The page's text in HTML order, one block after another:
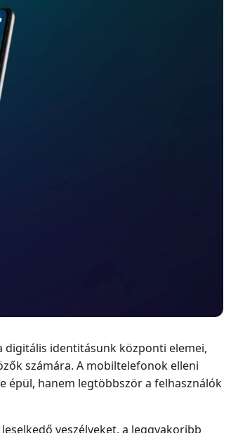
identitásunk központi elemei,
számára. A mobiltelefonok elleni
épül, hanem legtöbbször a felhasználók
veszélyeket, a leggyakoribb